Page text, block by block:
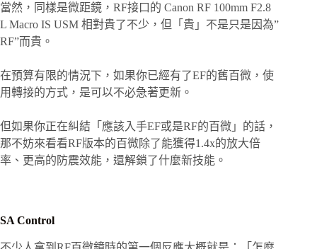
當然，同樣是微距鏡，RF接口的 Canon RF 100mm F2.8
L Macro IS USM 相對貴了不少，但「貴」不是只是因為”
RF”而貴。
在預算有限的情況下，如果你已經有了EF的舊百微，使
用轉接的方式，是可以不必急著更新。
但如果你正在糾結「應該入手EF或是RF的百微」的話，
那不妨來看看RF版本的百微除了能獲得1.4x的放大倍
率、更高的防震效能，還解鎖了什麼新技能。
SA Control